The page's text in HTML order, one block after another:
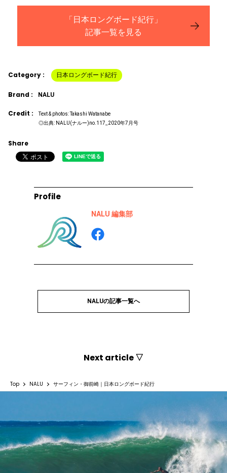
「日本ロングボード紀行」
記事一覧を見る
Category : 日本ロングボード紀行
Brand : NALU
Credit :
Text & photos: Takashi Watanabe
◎出典: NALU(ナルー)no.117_2020年7月号
Share
Profile
NALU 編集部
NALUの記事一覧へ
Next article ▽
Top NALU サーフィン・御前崎｜日本ロングボード紀行